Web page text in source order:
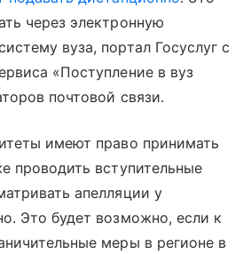
через электронную
вуза, портал Госуслуг с
«Поступление в вуз
почтовой связи.
имеют право принимать
проводить вступительные
апелляции у
Это будет возможно, если к
меры в регионе в